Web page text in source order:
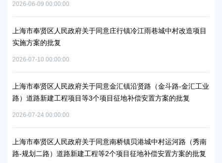
2026-06-09 00:00:00
上海市奉贤区人民政府关于同意庄行镇冷江雨巷城中村改造项目
实施方案的批复
2026-07-10 00:00:00
上海市奉贤区人民政府关于同意金汇镇沿贤路（金斗路-金汇工业
路）道路新建工程项目等3个项目征地补偿安置方案的批复
2026-07-24 00:00:00
上海市奉贤区人民政府关于同意南桥镇贝港城中村运河路（秀南
路-规划二路）道路新建工程等2个项目征地补偿安置方案的批复